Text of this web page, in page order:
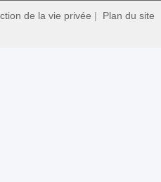
de la vie privée | Plan du site